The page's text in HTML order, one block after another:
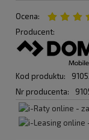
Ocena:
Producent:
Kod produktu:
Nr producenta: